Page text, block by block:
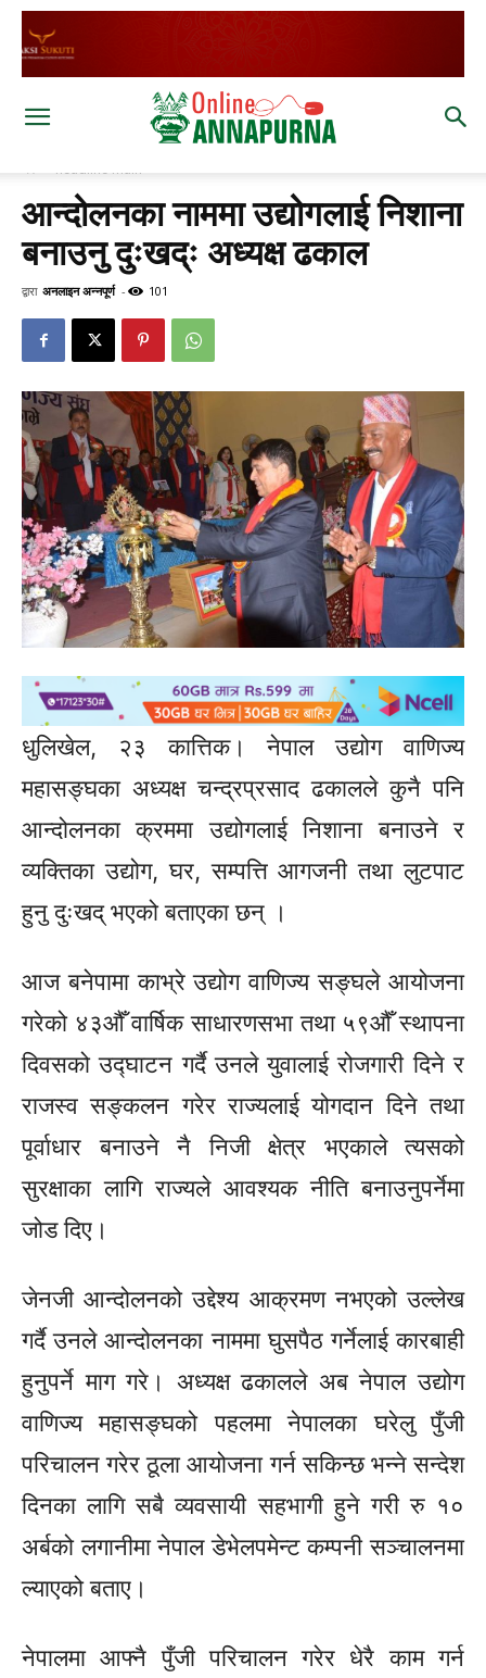
घर headline main
आन्दोलनका नाममा उद्योगलाई निशाना
बनाउनु दुःखद्ः अध्यक्ष ढकाल
द्वारा अनलाइन अन्नपूर्ण - 101
धुलिखेल, २३ कात्तिक। नेपाल उद्योग वाणिज्य
महासङ्घका अध्यक्ष चन्द्रप्रसाद ढकालले कुनै पनि
आन्दोलनका क्रममा उद्योगलाई निशाना बनाउने र
व्यक्तिका उद्योग, घर, सम्पत्ति आगजनी तथा लुटपाट
हुनु दुःखद् भएको बताएका छन् ।
आज बनेपामा काभ्रे उद्योग वाणिज्य सङ्घले आयोजना
गरेको ४३औँ वार्षिक साधारणसभा तथा ५९औँ स्थापना
दिवसको उद्घाटन गर्दै उनले युवालाई रोजगारी दिने र
राजस्व सङ्कलन गरेर राज्यलाई योगदान दिने तथा
पूर्वाधार बनाउने नै निजी क्षेत्र भएकाले त्यसको
सुरक्षाका लागि राज्यले आवश्यक नीति बनाउनुपर्नेमा
जोड दिए।
जेनजी आन्दोलनको उद्देश्य आक्रमण नभएको उल्लेख
गर्दै उनले आन्दोलनका नाममा घुसपैठ गर्नेलाई कारबाही
हुनुपर्ने माग गरे। अध्यक्ष ढकालले अब नेपाल उद्योग
वाणिज्य महासङ्घको पहलमा नेपालका घरेलु पुँजी
परिचालन गरेर ठूला आयोजना गर्न सकिन्छ भन्ने सन्देश
दिनका लागि सबै व्यवसायी सहभागी हुने गरी रु १०
अर्बको लगानीमा नेपाल डेभेलपमेन्ट कम्पनी सञ्चालनमा
ल्याएको बताए।
नेपालमा आफ्नै पुँजी परिचालन गरेर धेरै काम गर्न